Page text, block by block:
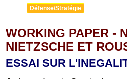
Défense/Stratégie
WORKING PAPER -
NIETZSCHE ET
ESSAI SUR